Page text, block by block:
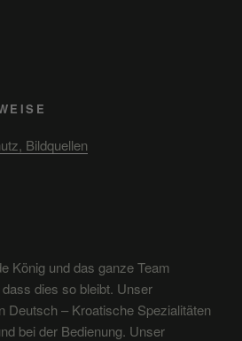
Bildquellen
König und das ganze Team
dies so bleibt. Unser
Deutsch – Kroatische Spezialitäten
bei der Bedienung. Unser